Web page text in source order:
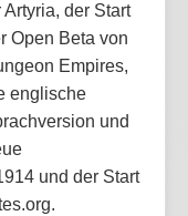
Artyria, der Start
Open Beta von
Empires,
englische
und
und der Start